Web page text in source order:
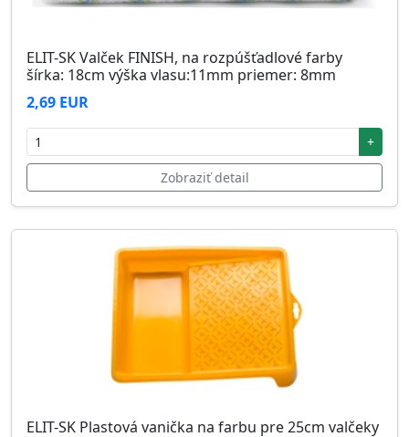
ELIT-SK Valček FINISH, na rozpúšťadlové farby
šírka: 18cm výška vlasu:11mm priemer: 8mm
2,69 EUR
+
Zobraziť detail
ELIT-SK Plastová vanička na farbu pre 25cm valčeky